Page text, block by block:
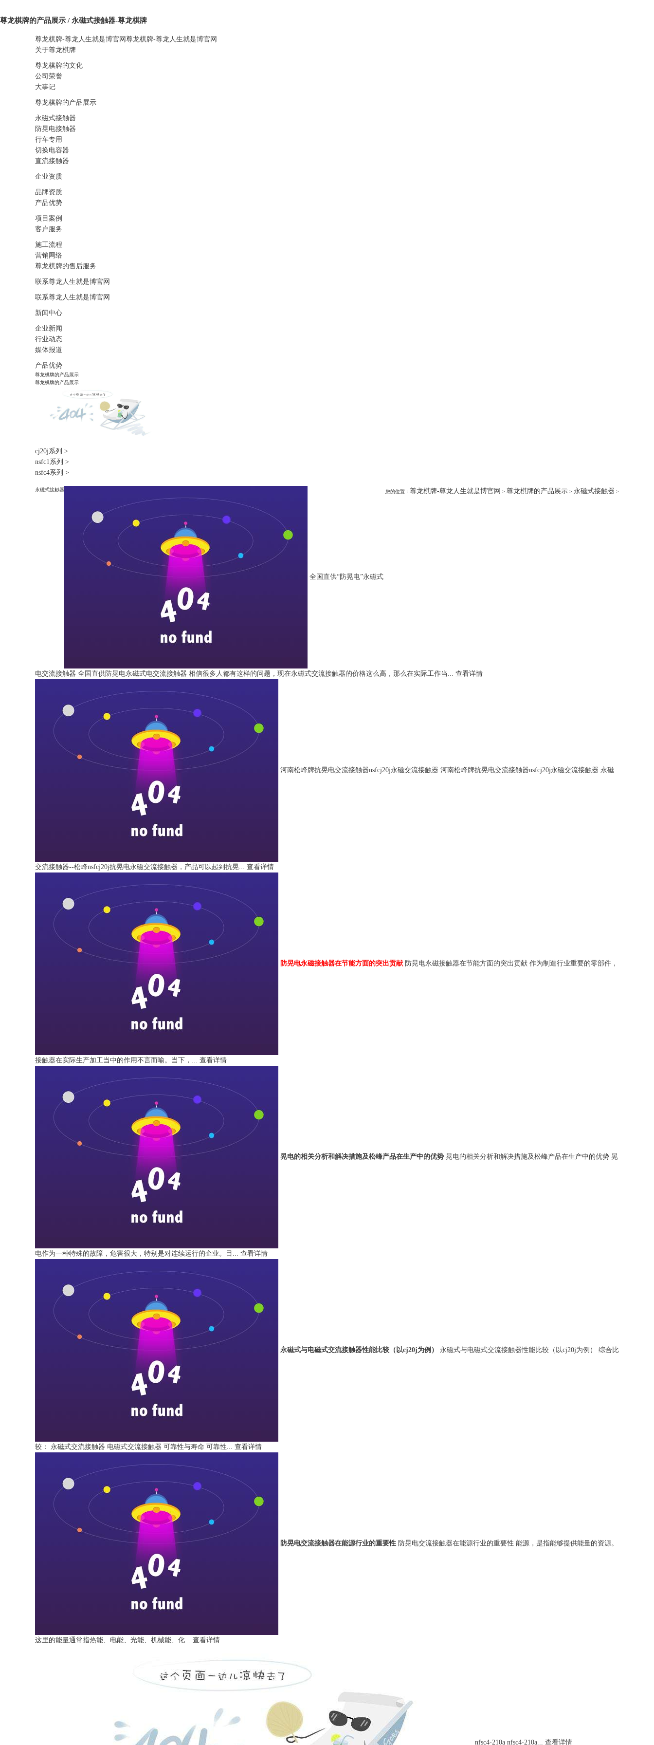
尊龙棋牌的产品展示 / 永磁式接触器-尊龙棋牌
尊龙棋牌-尊龙人生就是博官网 尊龙棋牌-尊龙人生就是博官网
关于尊龙棋牌
尊龙棋牌的文化
公司荣誉
大事记
尊龙棋牌的产品展示
永磁式接触器
防晃电接触器
行车专用
切换电容器
直流接触器
企业资质
品牌资质
产品优势
项目案例
客户服务
施工流程
营销网络
尊龙棋牌的售后服务
联系尊龙人生就是博官网
联系尊龙人生就是博官网
新闻中心
企业新闻
行业动态
媒体报道
产品优势
尊龙棋牌的产品展示
尊龙棋牌的产品展示
cj20j系列 >
nsfc1系列 >
nsfc4系列 >
永磁式接触器 您的位置： 尊龙棋牌-尊龙人生就是博官网 > 尊龙棋牌的产品展示 > 永磁式接触器 >
全国直供“防晃电”永磁式
电交流接触器 全国直供防晃电永磁式电交流接触器 相信很多人都有这样的问题，现在永磁式交流接触器的价格这么高，那么在实际工作当... 查看详情
河南松峰牌抗晃电交流接触器nsfcj20j永磁交流接触器 河南松峰牌抗晃电交流接触器nsfcj20j永磁交流接触器 永磁
交流接触器--松峰nsfcj20j抗晃电永磁交流接触器，产品可以起到抗晃... 查看详情
防晃电永磁接触器在节能方面的突出贡献 防晃电永磁接触器在节能方面的突出贡献 作为制造行业重要的零部件，
接触器在实际生产加工当中的作用不言而喻。当下，... 查看详情
晃电的相关分析和解决措施及松峰产品在生产中的优势 晃电的相关分析和解决措施及松峰产品在生产中的优势 晃
电作为一种特殊的故障，危害很大，特别是对连续运行的企业。目... 查看详情
永磁式与电磁式交流接触器性能比较（以cj20j为例） 永磁式与电磁式交流接触器性能比较（以cj20j为例） 综合比
较： 永磁式交流接触器 电磁式交流接触器 可靠性与寿命 可靠性... 查看详情
防晃电交流接触器在能源行业的重要性 防晃电交流接触器在能源行业的重要性 能源，是指能够提供能量的资源。
这里的能量通常指热能、电能、光能、机械能、化... 查看详情
nfsc4-210a nfsc4-210a... 查看详情